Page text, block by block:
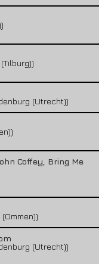
(Utrecht))
Coffey, Bring Me
(Utrecht))